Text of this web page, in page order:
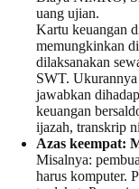
uang ujian.
Kartu keuangan
memungkinkan
dilaksanakan
SWT.
jawabkan
keuangan
ijazah, transkrip
Azas keempat:
Misalnya:
harus komputer.